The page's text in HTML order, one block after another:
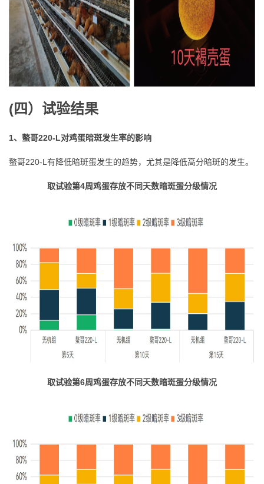
(四）试验结果
1、螯哥220-L对鸡蛋暗斑发生率的影响
螯哥220-L有降低暗斑蛋发生的趋势，尤其是降低高分暗斑的发生。
取试验第4周鸡蛋存放不同天数暗斑蛋分级情况
取试验第6周鸡蛋存放不同天数暗斑蛋分级情况